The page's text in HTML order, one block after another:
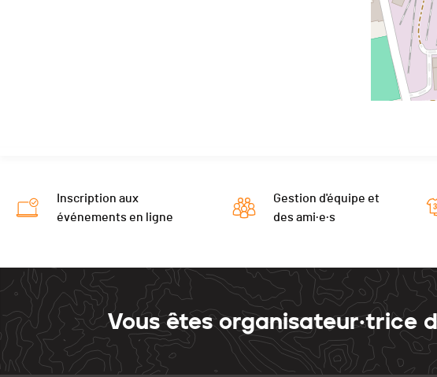
Inscription aux
événements en ligne
Gestion d'équipe et
des ami·e·s
Vous êtes organisateur·trice